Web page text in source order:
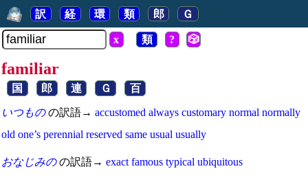
訳 経 環 類 郎 Ｇ
x 類 ? 🎲
familiar
国 郎 連 Ｇ 百
いつものの訳語→ accustomed always customary normal normally
old one’s perennial reserved same usual usually
おなじみのの訳語→ exact famous typical ubiquitous